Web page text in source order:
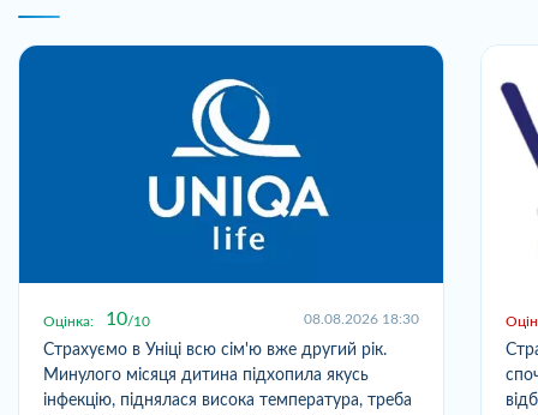
Оцінка: 10 10 08.08.2026 18:30
Страхуємо в Уніці всю сім'ю вже другий рік.
Минулого місяця дитина підхопила якусь
інфекцію, піднялася висока температура, треба